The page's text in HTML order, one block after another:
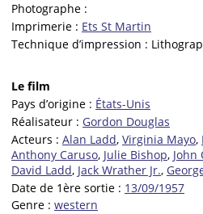
Photographe :
Imprimerie : Ets St Martin
Technique d’impression :
Le film
Pays d’origine : États-Unis
Réalisateur : Gordon Douglas
Acteurs : Alan Ladd, Virginia Mayo,
Anthony Caruso, Julie Bishop, John
David Ladd, Jack Wrather Jr.,
Date de 1ère sortie : 13/09/1957
Genre : western